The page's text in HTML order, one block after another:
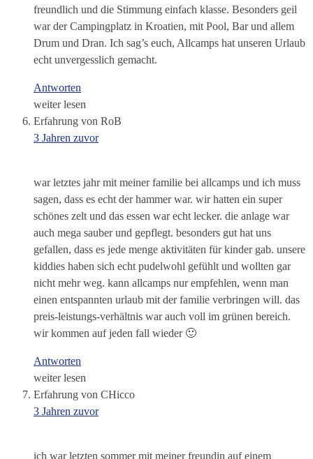
freundlich und die Stimmung einfach klasse. Besonders geil
war der Campingplatz in Kroatien, mit Pool, Bar und allem
Drum und Dran. Ich sag’s euch, Allcamps hat unseren Urlaub
echt unvergesslich gemacht.
Antworten
weiter lesen
Erfahrung von RoB
3 Jahren zuvor
war letztes jahr mit meiner familie bei allcamps und ich muss
sagen, dass es echt der hammer war. wir hatten ein super
schönes zelt und das essen war echt lecker. die anlage war
auch mega sauber und gepflegt. besonders gut hat uns
gefallen, dass es jede menge aktivitäten für kinder gab. unsere
kiddies haben sich echt pudelwohl gefühlt und wollten gar
nicht mehr weg. kann allcamps nur empfehlen, wenn man
einen entspannten urlaub mit der familie verbringen will. das
preis-leistungs-verhältnis war auch voll im grünen bereich.
wir kommen auf jeden fall wieder 🙂
Antworten
weiter lesen
Erfahrung von CHicco
3 Jahren zuvor
ich war letzten sommer mit meiner freundin auf einem